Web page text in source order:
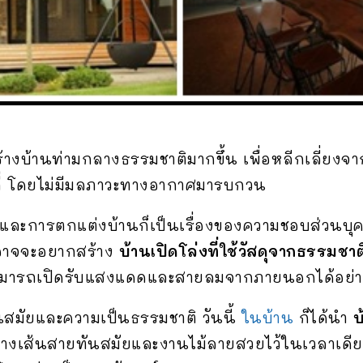
บ้านท่ามกลางธรรมชาติมากขึ้น เพื่อหลีกเลี่ยงจ
ดยไม่มีมลภาวะทางอากาศมารบกวน
ละการตกแต่งบ้านก็เป็นเรื่องของความชอบส่วน
จะอยากสร้าง บ้านเปิดโล่งที่ใช้วัสดุจากธรรมชา
รถเปิดรับแสงแดดและสายลมจากภายนอกได้อย่
มัยและความเป็นธรรมชาติ วันนี้ในบ้าน ก็ได้นำ
งเส้นสายทันสมัยและงานไม้ลายสวยไว้ในเวลา